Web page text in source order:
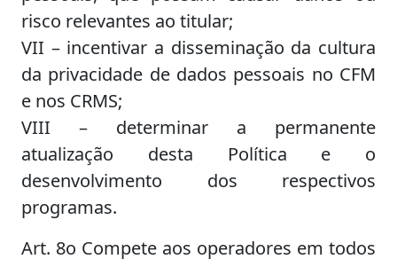
risco relevantes ao titular;
VII – incentivar a disseminação da cultura
da privacidade de dados pessoais no CFM
e nos CRMS;
VIII – determinar a permanente
atualização desta Política e o
desenvolvimento dos respectivos
programas.
Art. 8o Compete aos operadores em todos